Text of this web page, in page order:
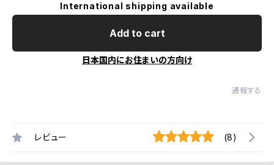
International shipping available
Add to cart
日本国内にお住まいの方向け
通報する
レビュー (8)